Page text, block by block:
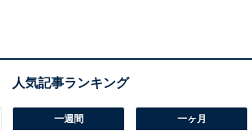
一週間 一ヶ月